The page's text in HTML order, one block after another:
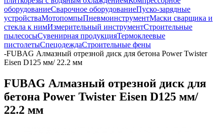
оборудованиеСварочное оборудованиеПуско-зарядные
устройстваМотопомпыПневмоинструментМаски сварщика и
стекла к нимИзмерительный инструментСтроительные
пылесосыСувенирная продукцияТермоклеевые
пистолетыСпецодеждаСтроительные фены
-FUBAG Алмазный отрезной диск для бетона Power Twister
Eisen D125 мм/ 22.2 мм
FUBAG Алмазный отрезной диск для
бетона Power Twister Eisen D125 мм/
22.2 мм